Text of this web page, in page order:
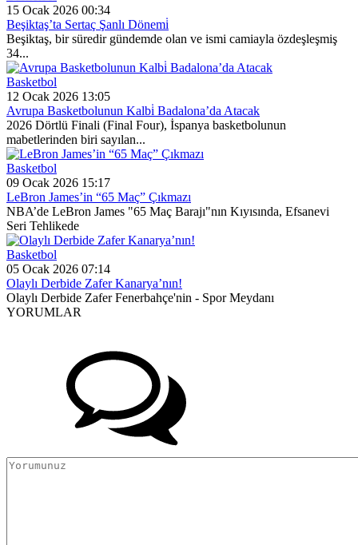
15 Ocak 2026 00:34
Beşiktaş’ta Sertaç Şanlı Dönemi̇
Beşiktaş, bir süredir gündemde olan ve ismi camiayla özdeşleşmiş
34...
Basketbol
12 Ocak 2026 13:05
Avrupa Basketbolunun Kalbi̇ Badalona’da Atacak
2026 Dörtlü Finali (Final Four), İspanya basketbolunun
mabetlerinden biri sayılan...
Basketbol
09 Ocak 2026 15:17
LeBron James’in “65 Maç” Çıkmazı
NBA’de LeBron James "65 Maç Barajı"nın Kıyısında, Efsanevi
Seri Tehlikede
Basketbol
05 Ocak 2026 07:14
Olaylı Derbide Zafer Kanarya’nın!
Olaylı Derbide Zafer Fenerbahçe'nin - Spor Meydanı
YORUMLAR